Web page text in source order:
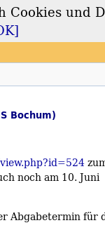
Bochum)
noch am 10. Juni
Abgabetermin für
und